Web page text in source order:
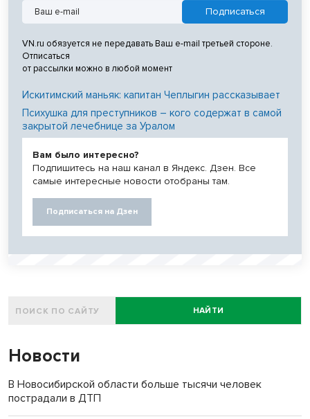
VN.ru обязуется не передавать Ваш e-mail третьей стороне.
Отписаться
от рассылки можно в любой момент
Искитимский маньяк: капитан Чеплыгин рассказывает
Психушка для преступников – кого содержат в самой
закрытой лечебнице за Уралом
Вам было интересно?
Подпишитесь на наш канал в Яндекс. Дзен. Все
самые интересные новости отобраны там.
Подписаться на Дзен
НАЙТИ
Новости
В Новосибирской области больше тысячи человек
пострадали в ДТП